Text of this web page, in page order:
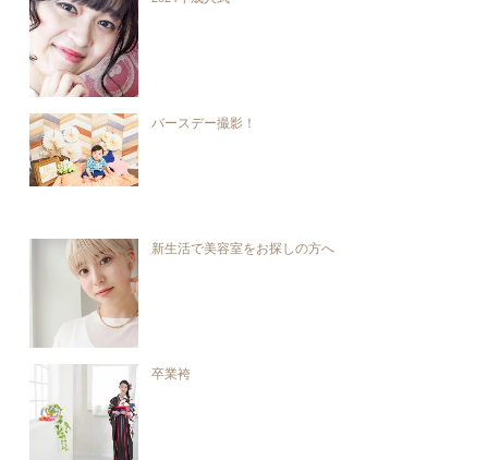
バースデー撮影！
新生活で美容室をお探しの方へ
卒業袴